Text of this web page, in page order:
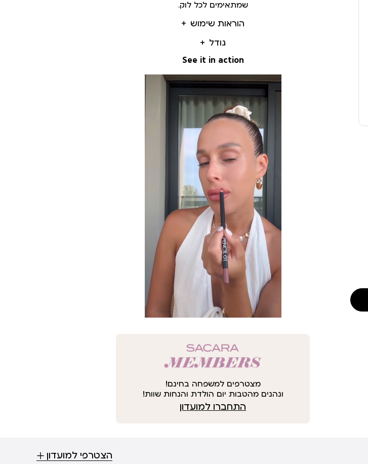
הוראות שימוש
גודל
שמתאימים לכל לוק.
See it in action
מצטרפים למשפחה בחינם!
ונהנים מהטבות יום הולדת והנחות שוות!
התחברו למועדון
הצטרפי למועדון